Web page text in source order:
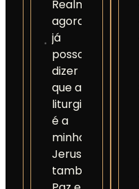
Realmente,
agora
já
posso
dizer
que a
liturgia
é a
minha
Jerusalém
também.